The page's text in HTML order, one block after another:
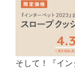
そして！
『イ